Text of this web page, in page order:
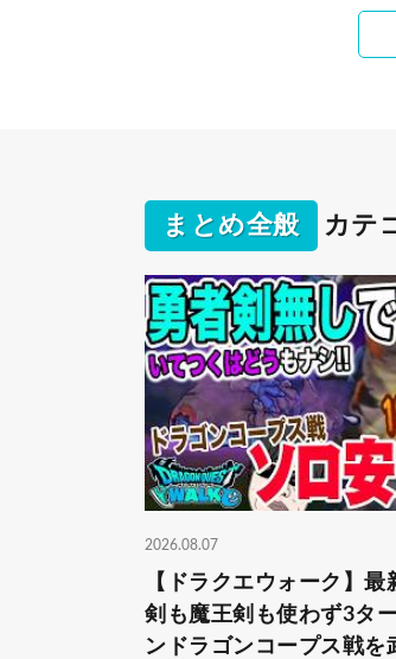
まとめ全般 カテ
2026.08.07
【ドラクエウォーク】
剣も魔王剣も使わず3タ
ンドラゴンコープス戦を